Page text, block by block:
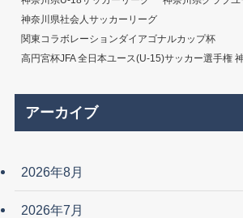
神奈川県社会人サッカーリーグ
関東コラボレーションダイアゴナルカップ杯
高円宮杯JFA 全日本ユース(U-15)サッカー選手権
アーカイブ
2026年8月
2026年7月